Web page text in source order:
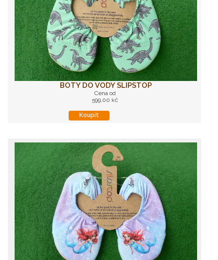
BOTY DO VODY SLIPSTOP
Cena od
599,00 kč
Koupit